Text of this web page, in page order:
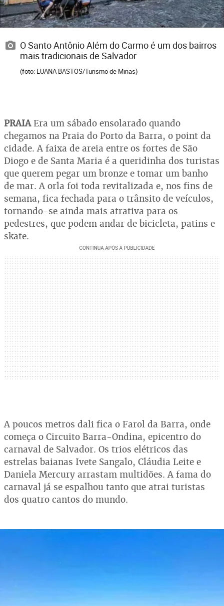
O Santo Antônio Além do Carmo é um dos bairros
mais tradicionais de Salvador
(foto: LUANA BASTOS/Turismo de Minas)
PRAIAEra um sábado ensolarado quando
chegamos na Praia do Porto da Barra, o point da
cidade. A faixa de areia entre os fortes de São
Diogo e de Santa Maria é a queridinha dos turistas
que querem pegar um bronze e tomar um banho
de mar. A orla foi toda revitalizada e, nos fins de
semana, fica fechada para o trânsito de veículos,
tornando-se ainda mais atrativa para os
pedestres, que podem andar de bicicleta, patins e
skate.
A poucos metros dali fica o Farol da Barra, onde
começa o Circuito Barra-Ondina, epicentro do
carnaval de Salvador. Os trios elétricos das
estrelas baianas Ivete Sangalo, Cláudia Leite e
Daniela Mercury arrastam multidões. A fama do
carnaval já se espalhou tanto que atrai turistas
dos quatro cantos do mundo.